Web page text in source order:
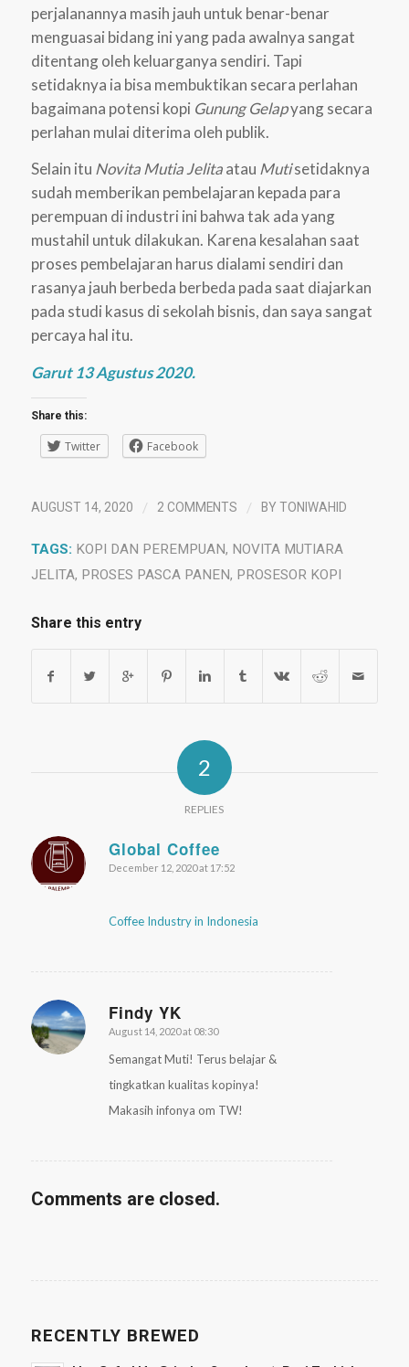
perjalanannya masih jauh untuk benar-benar
menguasai bidang ini yang pada awalnya sangat
ditentang oleh keluarganya sendiri. Tapi
setidaknya ia bisa membuktikan secara perlahan
bagaimana potensi kopi Gunung Gelapyang secara
perlahan mulai diterima oleh publik.
Selain itu Novita Mutia Jelitaatau Mutisetidaknya
sudah memberikan pembelajaran kepada para
perempuan di industri ini bahwa tak ada yang
mustahil untuk dilakukan. Karena kesalahan saat
proses pembelajaran harus dialami sendiri dan
rasanya jauh berbeda berbeda pada saat diajarkan
pada studi kasus di sekolah bisnis, dan saya sangat
percaya hal itu.
Garut 13 Agustus 2020.
Share this:
Twitter Facebook
AUGUST 14, 2020 / 2 COMMENTS / BY TONIWAHID
TAGS: KOPI DAN PEREMPUAN, NOVITA MUTIARA
JELITA, PROSES PASCA PANEN, PROSESOR KOPI
Share this entry
2
REPLIES
Global Coffee
says:
December 12, 2020 at 17:52
Coffee Industry in Indonesia
Findy YK
says:
August 14, 2020 at 08:30
Semangat Muti! Terus belajar &
tingkatkan kualitas kopinya!
Makasih infonya om TW!
Comments are closed.
RECENTLY BREWED